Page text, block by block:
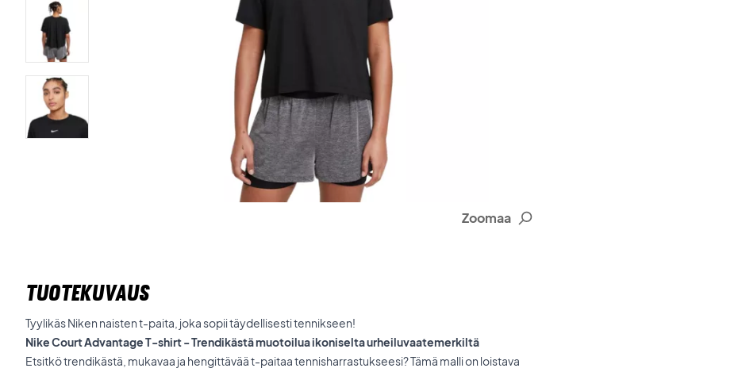
Zoomaa
TUOTEKUVAUS
Tyylikäs Niken naisten t-paita, joka sopii täydellisesti tennikseen!
Nike Court Advantage T-shirt - Trendikästä muotoilua ikoniselta urheiluvaatemerkiltä
Etsitkö trendikästä, mukavaa ja hengittävää t-paitaa tennisharrastukseesi? Tämä malli on loistava